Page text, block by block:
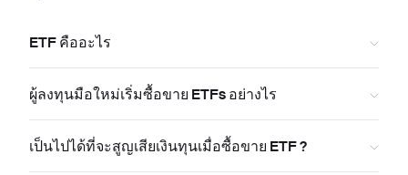
ETF คืออะไร
ผู้ลงทุนมือใหม่เริ่มซื้อขาย ETFs อย่างไร
เป็นไปได้ที่จะสูญเสียเงินทุนเมื่อซื้อขาย ETF ?